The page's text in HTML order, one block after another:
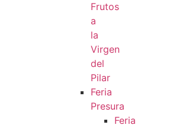
Frutos
a
la
Virgen
del
Pilar
Feria
Presura
Feria